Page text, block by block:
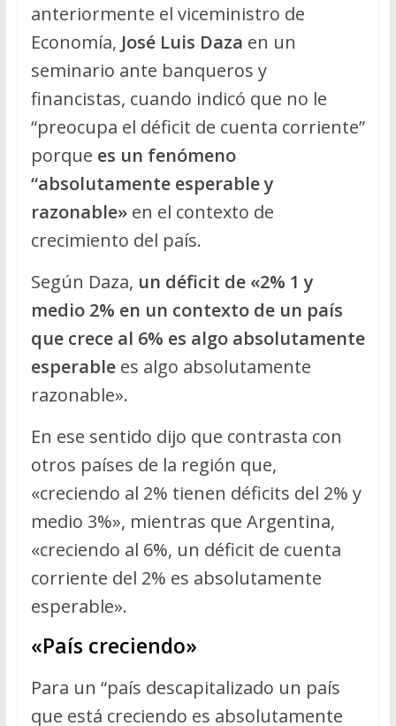
anteriormente el viceministro de
Economía, José Luis Daza en un
seminario ante banqueros y
financistas, cuando indicó que no le
“preocupa el déficit de cuenta corriente”
porque es un fenómeno
“absolutamente esperable y
razonable» en el contexto de
crecimiento del país.
Según Daza, un déficit de «2% 1 y
medio 2% en un contexto de un país
que crece al 6% es algo absolutamente
esperablees algo absolutamente
razonable».
En ese sentido dijo que contrasta con
otros países de la región que,
«creciendo al 2% tienen déficits del 2% y
medio 3%», mientras que Argentina,
«creciendo al 6%, un déficit de cuenta
corriente del 2% es absolutamente
esperable».
«País creciendo»
Para un “país descapitalizado un país
que está creciendo es absolutamente